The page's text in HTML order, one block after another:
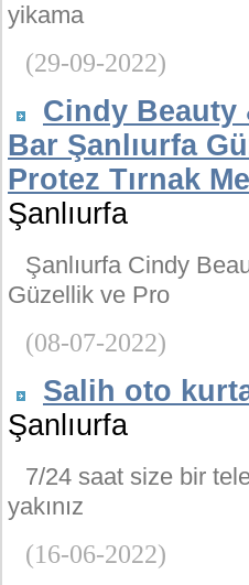
yikama
(29-09-2022)
Cindy Beauty
Bar Şanlıurfa
Protez Tırnak
Şanlıurfa
Şanlıurfa Cindy
Güzellik ve Pro
(08-07-2022)
Salih oto
Şanlıurfa
7/24 saat size bir
yakınız
(16-06-2022)